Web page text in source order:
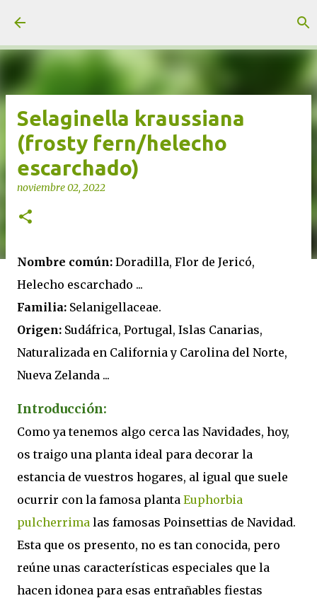
Selaginella kraussiana
(frosty fern/helecho
escarchado)
noviembre 02, 2022
Nombre común: Doradilla, Flor de Jericó,
Helecho escarchado ...
Familia: Selanigellaceae.
Origen: Sudáfrica, Portugal, Islas Canarias,
Naturalizada en California y Carolina del Norte,
Nueva Zelanda ...
Introducción:
Como ya tenemos algo cerca las Navidades, hoy,
os traigo una planta ideal para decorar la
estancia de vuestros hogares, al igual que suele
ocurrir con la famosa planta Euphorbia
pulcherrima las famosas Poinsettias de Navidad.
Esta que os presento, no es tan conocida, pero
reúne unas características especiales que la
hacen idonea para esas entrañables fiestas